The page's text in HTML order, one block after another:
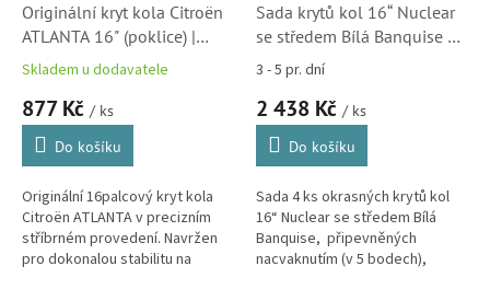
Originální kryt kola Citroën
ATLANTA 16" (poklice) |
5416T1
Skladem u dodavatele
877 Kč / ks
Do košíku
Originální 16palcový kryt kola
Citroën ATLANTA v precizním
stříbrném provedení. Navržen
pro dokonalou stabilitu na
Sada krytů kol 16“ Nuclear
se středem Bílá Banquise –
originál poklice Citroën
(9406J2)
3 - 5 pr. dní
2 438 Kč / ks
Do košíku
Sada 4 ks okrasných krytů kol
16“ Nuclear se středem Bílá
Banquise, připevněných
nacvaknutím (v 5 bodech),